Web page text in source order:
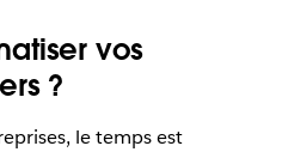
vos
?
le temps est